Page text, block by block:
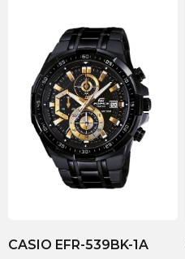
CASIO EFR-539BK-1A